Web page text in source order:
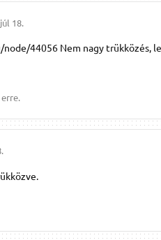
18.
44056 Nem nagy trükközés,